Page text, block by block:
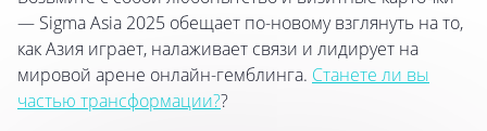
— Sigma Asia 2025 обещает по-новому взглянуть на то,
как Азия играет, налаживает связи и лидирует на
мировой арене онлайн-гемблинга. Станете ли вы
частью трансформации??